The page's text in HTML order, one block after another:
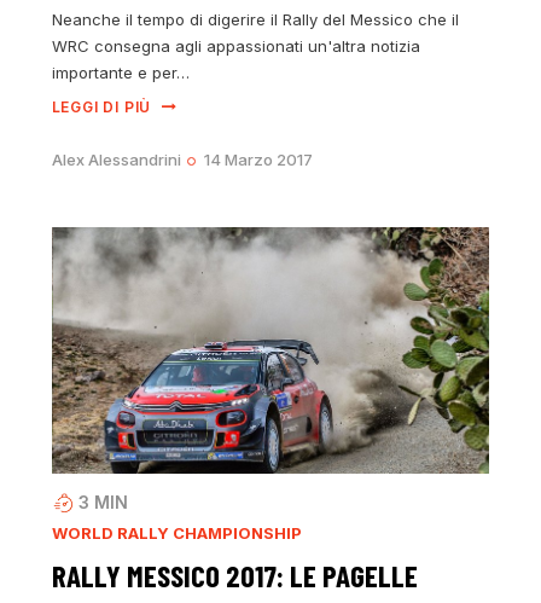
Neanche il tempo di digerire il Rally del Messico che il
WRC consegna agli appassionati un'altra notizia
importante e per…
LEGGI DI PIÙ
Alex Alessandrini 14 Marzo 2017
3 MIN
WORLD RALLY CHAMPIONSHIP
RALLY MESSICO 2017: LE PAGELLE